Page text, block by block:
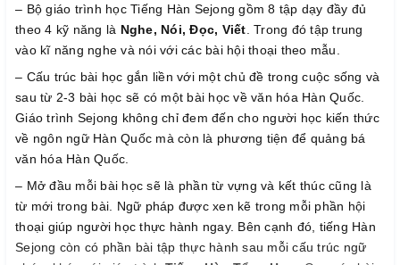
– Bộ giáo trình học Tiếng Hàn Sejong gồm 8 tập dạy đầy đủ
theo 4 kỹ năng là Nghe, Nói, Đọc, Viết . Trong đó tập trung
vào kĩ năng nghe và nói với các bài hội thoại theo mẫu.
– Cấu trúc bài học gắn liền với một chủ đề trong cuộc sống và
sau từ 2-3 bài học sẽ có một bài học về văn hóa Hàn Quốc.
Giáo trình Sejong không chỉ đem đến cho người học kiến thức
về ngôn ngữ Hàn Quốc mà còn là phương tiện để quảng bá
văn hóa Hàn Quốc.
– Mở đầu mỗi bài học sẽ là phần từ vựng và kết thúc cũng là
từ mới trong bài. Ngữ pháp được xen kẽ trong mỗi phần hội
thoại giúp người học thực hành ngay. Bên cạnh đó, tiếng Hàn
Sejong còn có phần bài tập thực hành sau mỗi cấu trúc ngữ